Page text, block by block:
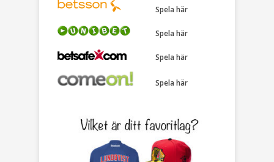
Spela här
Spela här
Spela här
Spela här